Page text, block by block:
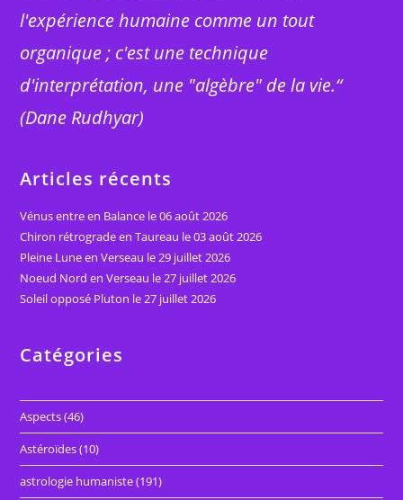
l'expérience humaine comme un tout
organique ; c'est une technique
d'interprétation, une "algèbre" de la vie.“
(Dane Rudhyar)
Articles récents
Vénus entre en Balance le 06 août 2026
Chiron rétrograde en Taureau le 03 août 2026
Pleine Lune en Verseau le 29 juillet 2026
Noeud Nord en Verseau le 27 juillet 2026
Soleil opposé Pluton le 27 juillet 2026
Catégories
Aspects(46)
Astéroïdes(10)
astrologie humaniste(191)